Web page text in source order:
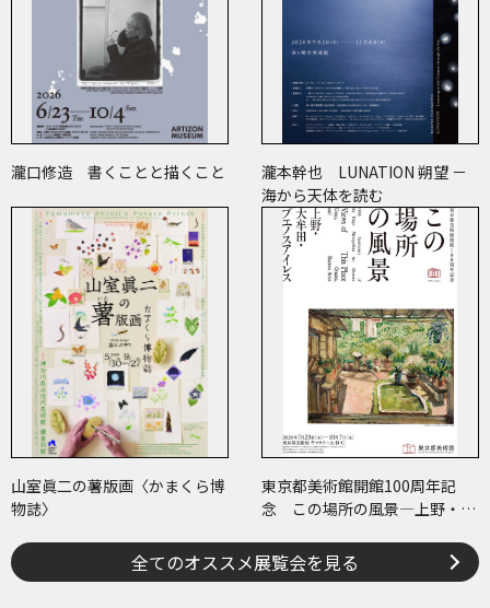
瀧口修造 書くことと描くこと
瀧本幹也 LUNATION 朔望 －
海から天体を読む
山室眞二の薯版画〈かまくら博
物誌〉
東京都美術館開館100周年記
念 この場所の風景―上野・大
全てのオススメ展覧会を見る